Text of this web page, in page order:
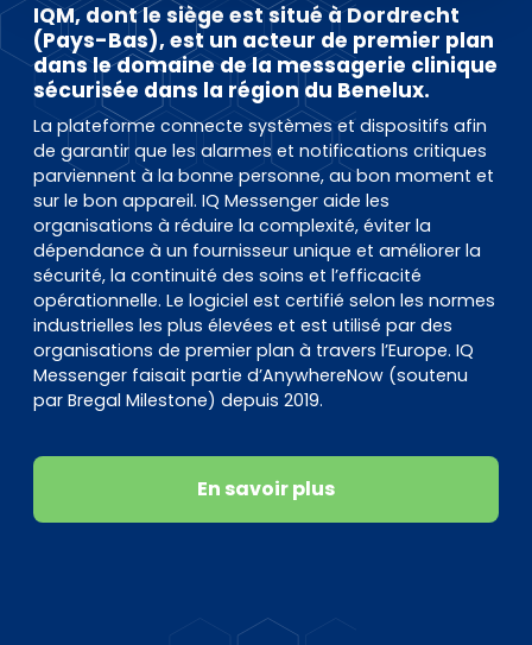
Accès investisseurs
Connexion Pulse
IQM, dont le siège est situé à Dordrecht
(Pays-Bas), est un acteur de premier plan
dans le domaine de la messagerie clinique
sécurisée dans la région du Benelux.
La plateforme connecte systèmes et dispositifs afin
de garantir que les alarmes et notifications critiques
parviennent à la bonne personne, au bon moment et
sur le bon appareil. IQ Messenger aide les
organisations à réduire la complexité, éviter la
dépendance à un fournisseur unique et améliorer la
sécurité, la continuité des soins et l’efficacité
opérationnelle. Le logiciel est certifié selon les normes
industrielles les plus élevées et est utilisé par des
organisations de premier plan à travers l’Europe. IQ
Messenger faisait partie d’AnywhereNow (soutenu
par Bregal Milestone) depuis 2019.
En savoir plus